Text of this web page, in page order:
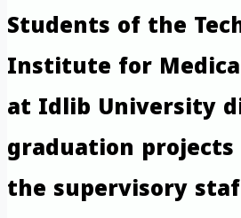
Students of the
Institute for
at Idlib University
graduation
the supervisory